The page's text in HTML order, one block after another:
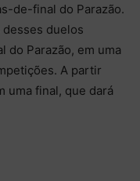
de-final do Parazão.
duelos
do Parazão, em uma
A partir
uma final, que dará